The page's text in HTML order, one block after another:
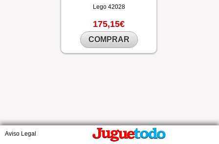
Lego 42028
175,15€
COMPRAR
Aviso Legal